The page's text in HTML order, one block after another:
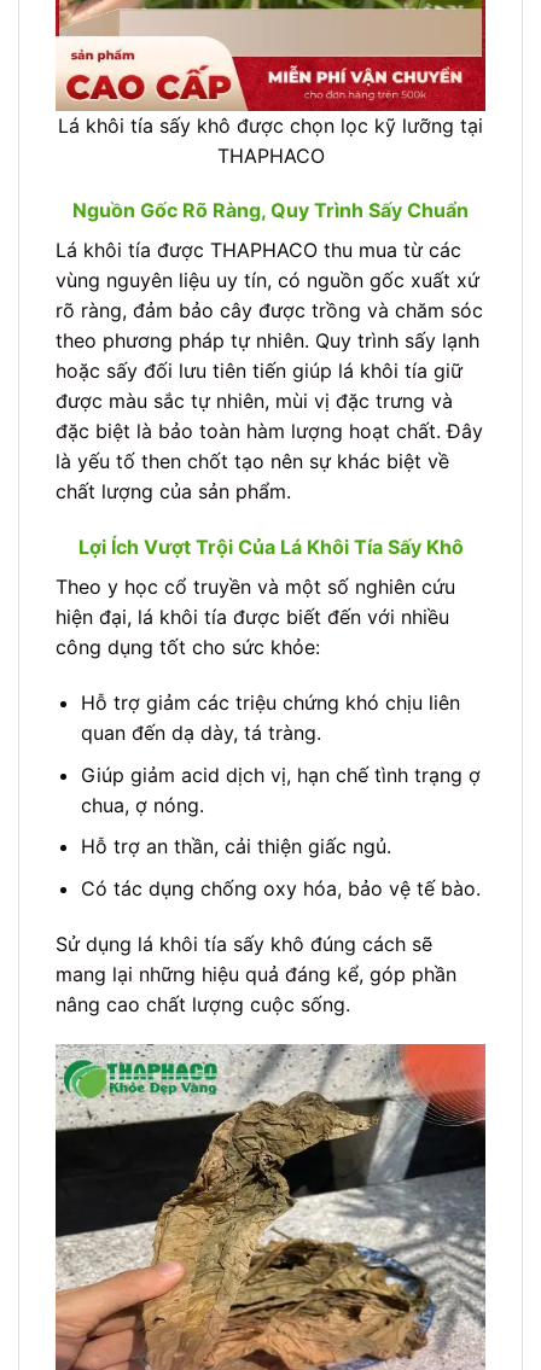
Lá khôi tía sấy khô được chọn lọc kỹ lưỡng tại
THAPHACO
Nguồn Gốc Rõ Ràng, Quy Trình Sấy Chuẩn
Lá khôi tía được THAPHACO thu mua từ các
vùng nguyên liệu uy tín, có nguồn gốc xuất xứ
rõ ràng, đảm bảo cây được trồng và chăm sóc
theo phương pháp tự nhiên. Quy trình sấy lạnh
hoặc sấy đối lưu tiên tiến giúp lá khôi tía giữ
được màu sắc tự nhiên, mùi vị đặc trưng và
đặc biệt là bảo toàn hàm lượng hoạt chất. Đây
là yếu tố then chốt tạo nên sự khác biệt về
chất lượng của sản phẩm.
Lợi Ích Vượt Trội Của Lá Khôi Tía Sấy Khô
Theo y học cổ truyền và một số nghiên cứu
hiện đại, lá khôi tía được biết đến với nhiều
công dụng tốt cho sức khỏe:
Hỗ trợ giảm các triệu chứng khó chịu liên
quan đến dạ dày, tá tràng.
Giúp giảm acid dịch vị, hạn chế tình trạng ợ
chua, ợ nóng.
Hỗ trợ an thần, cải thiện giấc ngủ.
Có tác dụng chống oxy hóa, bảo vệ tế bào.
Sử dụng lá khôi tía sấy khô đúng cách sẽ
mang lại những hiệu quả đáng kể, góp phần
nâng cao chất lượng cuộc sống.